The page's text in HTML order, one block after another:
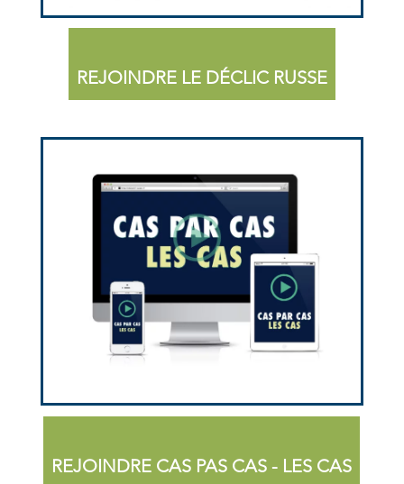
REJOINDRE LE DÉCLIC RUSSE
REJOINDRE CAS PAS CAS - LES CAS